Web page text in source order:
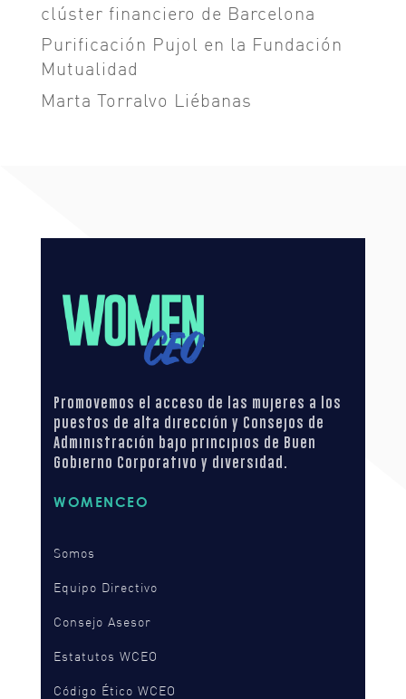
clúster financiero de Barcelona
Purificación Pujol en la Fundación
Mutualidad
Marta Torralvo Liébanas
Promovemos el acceso de las mujeres a los
puestos de alta dirección y Consejos de
Administración bajo principios de Buen
Gobierno Corporativo y diversidad.
WOMENCEO
Somos
Equipo Directivo
Consejo Asesor
Estatutos WCEO
Código Ético WCEO